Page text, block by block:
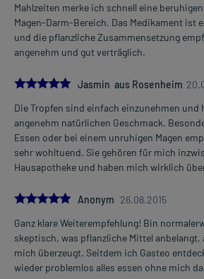
Mahlzeiten merke ich schnell eine
Magen-Darm-Bereich. Das Medikament ist
und die pflanzliche Zusammensetzung
angenehm und gut verträglich.
5.0
Jasmin aus Rosenheim
Die Tropfen sind einfach einzunehmen und
angenehm natürlichen Geschmack.
Essen oder bei einem unruhigen Magen
sehr wohltuend. Sie gehören für mich
Hausapotheke und haben mich wirklich
5.0Anonym 26.08.2015
Ganz klare Weiterempfehlung! Bin
skeptisch, was pflanzliche Mittel anbelangt,
mich überzeugt. Seitdem ich Gasteo
wieder problemlos alles essen ohne mich